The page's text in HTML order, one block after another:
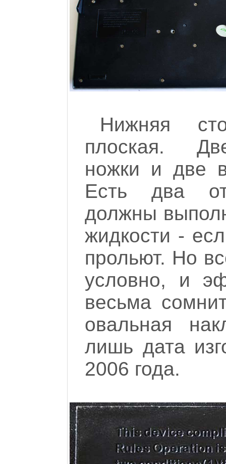
Нижняя
плоская.
ножки и две
Есть два
должны
жидкости -
прольют. Но
условно, и
весьма
овальная
лишь дата
2006 года.